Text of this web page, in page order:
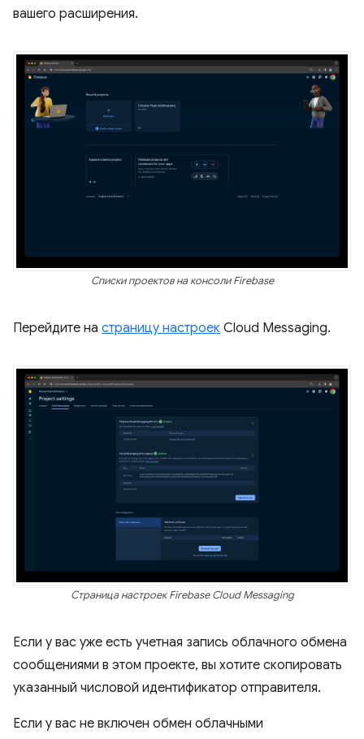
вашего расширения.
Списки проектов на консоли Firebase
Перейдите на страницу настроек Cloud Messaging.
Страница настроек Firebase Cloud Messaging
Если у вас уже есть учетная запись облачного обмена
сообщениями в этом проекте, вы хотите скопировать
указанный числовой идентификатор отправителя.
Если у вас не включен обмен облачными